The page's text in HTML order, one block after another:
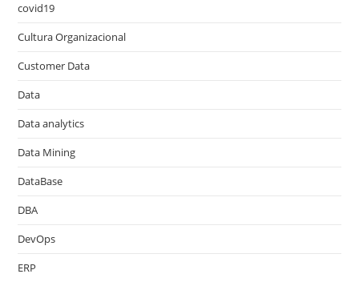
covid19
Cultura Organizacional
Customer Data
Data
Data analytics
Data Mining
DataBase
DBA
DevOps
ERP